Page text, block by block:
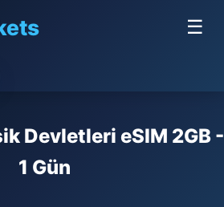
☰
Devletleri eSIM 2GB -
1 Gün